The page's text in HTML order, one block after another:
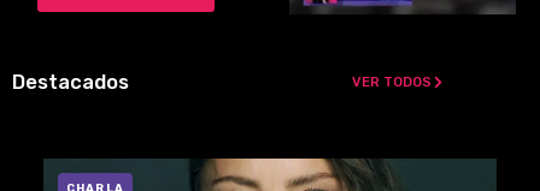
Destacados VER TODOS
CHARLA